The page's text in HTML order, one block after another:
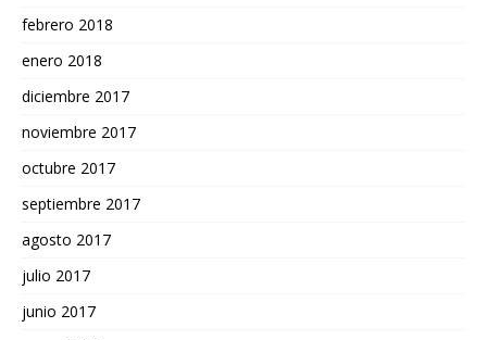
febrero 2018
enero 2018
diciembre 2017
noviembre 2017
octubre 2017
septiembre 2017
agosto 2017
julio 2017
junio 2017